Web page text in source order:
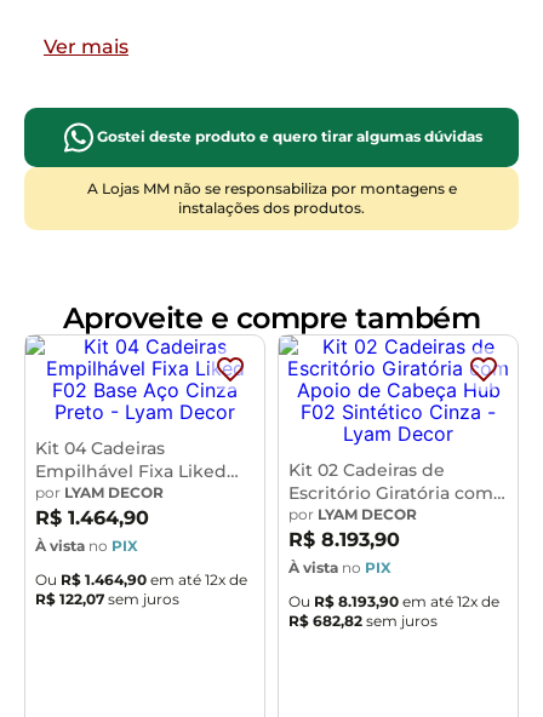
côncavas proporcionam um aconchego inigualável,
perfeito para momentos de interação e descontração. E
o melhor: a Cadeira Atom é empilhável, garantindo
uma organização prática e eficiente do seu espaço.
seu ambiente, escolha a Atom e deixe sua marca!
Dimensões da Cadeira (L x A x P)
Medidas Internas:
Altura do chão ao assento:
48,5 cm
Encosto (L x A):
Interna entre os pés (L x P):
41 cm x 41 cm
Ver mais
Gostei deste produto e quero tirar algumas dúvidas
A Lojas MM não se responsabiliza por montagens e
instalações dos produtos.
Aproveite e compre também
Kit 04 Cadeiras
Empilhável Fixa Liked
F02 Base Aço Cinza
Preto - Lyam Decor
por LYAM DECOR
R$ 1.464,90
À vista no PIX
Ou R$ 1.464,90 em até 12x de
R$ 122,07 sem juros
Kit 02 Cadeiras de
Escritório Giratória com
Apoio de Cabeça Hub
F02 Sintético Cinza -
Lyam Decor
por LYAM DECOR
R$ 8.193,90
À vista no PIX
Ou R$ 8.193,90 em até 12x de
R$ 682,82 sem juros